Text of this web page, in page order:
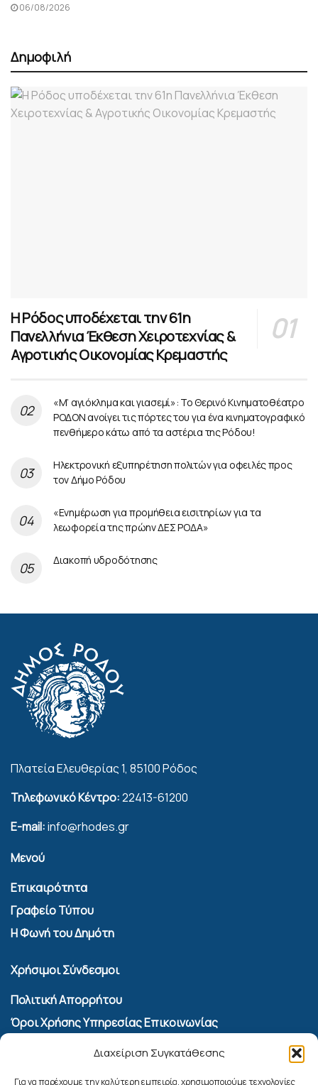
Διαχείριση Συγκατάθεσης
Για να παρέχουμε την καλύτερη εμπειρία, χρησιμοποιούμε τεχνολογίες
06/08/2026
Δημοφιλή
Η Ρόδος υποδέχεται την 61η
Πανελλήνια Έκθεση Χειροτεχνίας &
Αγροτικής Οικονομίας Κρεμαστής
«Μ’ αγιόκλημα και γιασεμί»: Το Θερινό Κινηματοθέατρο
ΡΟΔΟΝ ανοίγει τις πόρτες του για ένα κινηματογραφικό
πενθήμερο κάτω από τα αστέρια της Ρόδου!
Ηλεκτρονική εξυπηρέτηση πολιτών για οφειλές προς
τον Δήμο Ρόδου
«Ενημέρωση για προμήθεια εισιτηρίων για τα
λεωφορεία της πρώην ΔΕΣ ΡΟΔΑ»
Διακοπή υδροδότησης
Πλατεία Ελευθερίας 1, 85100 Ρόδος
Τηλεφωνικό Κέντρο:22413-61200
E-mail:info@rhodes.gr
Μενού
Επικαιρότητα
Γραφείο Τύπου
Η Φωνή του Δημότη
Χρήσιμοι Σύνδεσμοι
Πολιτική Απορρήτου
Όροι Χρήσης Υπηρεσίας Επικοινωνίας
Πολιτική Cookies (ΕΕ)